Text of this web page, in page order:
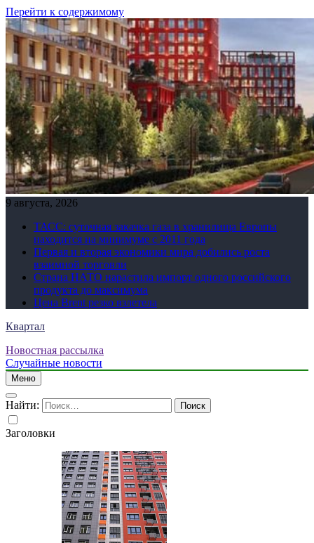
Перейти к содержимому
9 августа, 2026
ТАСС: суточная закачка газа в хранилища Европы
находится на минимуме с 2011 года
Первая и вторая экономики мира добились роста
взаимной торговли
Страна НАТО нарастила импорт одного российского
продукта до максимума
Цена Brent резко взлетела
Квартал
Новостная рассылка
Случайные новости
Меню
Найти:
Заголовки